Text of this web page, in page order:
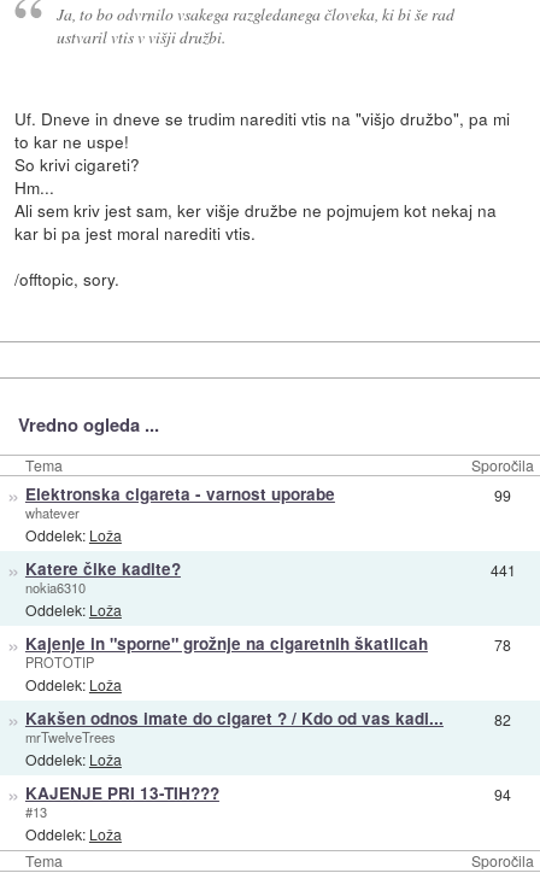
Ja, to bo odvrnilo vsakega razgledanega človeka, ki bi še rad
ustvaril vtis v višji družbi.
Uf. Dneve in dneve se trudim narediti vtis na "višjo družbo", pa mi
to kar ne uspe!
So krivi cigareti?
Hm...
Ali sem kriv jest sam, ker višje družbe ne pojmujem kot nekaj na
kar bi pa jest moral narediti vtis.
/offtopic, sory.
Vredno ogleda ...
Tema Sporočila
Tema Sporočila
» Elektronska cigareta - varnost uporabe
whatever
Oddelek: Loža
99
» Katere čike kadite?
nokia6310
Oddelek: Loža
441
» Kajenje in "sporne" grožnje na cigaretnih škatlicah
PROTOTIP
Oddelek: Loža
78
» Kakšen odnos imate do cigaret ? / Kdo od vas kadi...
mrTwelveTrees
Oddelek: Loža
82
» KAJENJE PRI 13-TIH???
#13
Oddelek: Loža
94